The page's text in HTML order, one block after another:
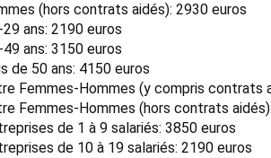
(hors contrats aidés): 2930 euros
ans: 2190 euros
ans: 3150 euros
de 50 ans: 4150 euros
Femmes-Hommes (y compris contrats
Femmes-Hommes (hors contrats
de 1 à 9 salariés: 3850 euros
de 10 à 19 salariés: 2190 euros